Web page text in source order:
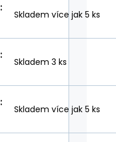
:
Skladem více jak 5 ks
:
Skladem 3 ks
:
Skladem více jak 5 ks